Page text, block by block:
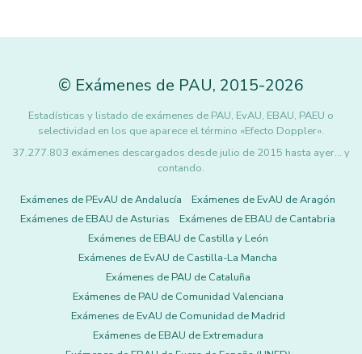
© Exámenes de PAU, 2015-2026
Estadísticas y listado de exámenes de PAU, EvAU, EBAU, PAEU o
selectividad en los que aparece el término «Efecto Doppler».
37.277.803 exámenes descargados desde julio de 2015 hasta ayer... y
contando.
Exámenes de PEvAU de Andalucía
Exámenes de EvAU de Aragón
Exámenes de EBAU de Asturias
Exámenes de EBAU de Cantabria
Exámenes de EBAU de Castilla y León
Exámenes de EvAU de Castilla-La Mancha
Exámenes de PAU de Cataluña
Exámenes de PAU de Comunidad Valenciana
Exámenes de EvAU de Comunidad de Madrid
Exámenes de EBAU de Extremadura